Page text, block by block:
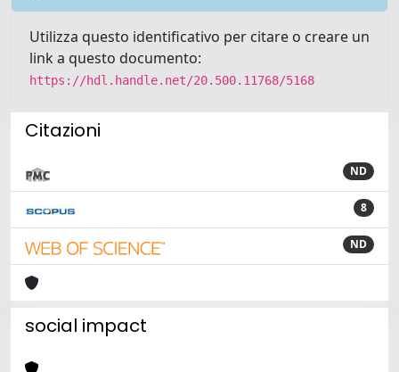
Utilizza questo identificativo per citare o creare un
link a questo documento:
https://hdl.handle.net/20.500.11768/5168
Citazioni
ND
8
ND
social impact